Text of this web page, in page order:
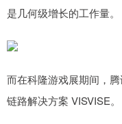
是几何级增长的工作量。
而在科隆游戏展期间，
链路解决方案 VISVISE。